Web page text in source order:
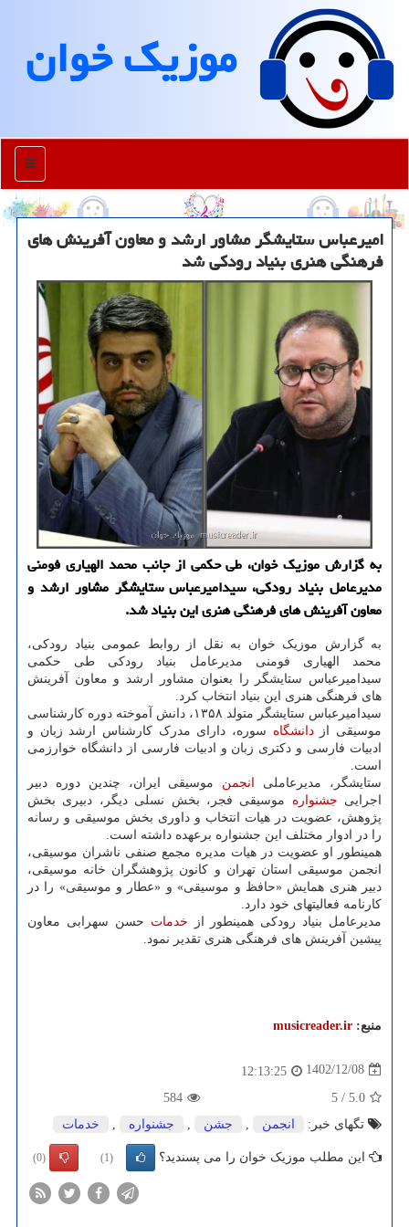
موزیك خوان
منو
امیرعباس ستایشگر مشاور ارشد و معاون آفرینش های
فرهنگی هنری بنیاد رودکی شد
به گزارش موزیک خوان، طی حکمی از جانب محمد الهیاری فومنی
مدیرعامل بنیاد رودکی، سیدامیرعباس ستایشگر مشاور ارشد و
معاون آفرینش های فرهنگی هنری این بنیاد شد.
به گزارش موزیک خوان به نقل از روابط عمومی بنیاد رودکی،
محمد الهیاری فومنی مدیرعامل بنیاد رودکی طی حکمی
سیدامیرعباس ستایشگر را بعنوان مشاور ارشد و معاون آفرینش
های فرهنگی هنری این بنیاد انتخاب کرد.
سیدامیرعباس ستایشگر متولد ۱۳۵۸، دانش آموخته دوره کارشناسی
موسیقی ازدانشگاه سوره، دارای مدرک کارشناس ارشد زبان و
ادبیات فارسی و دکتری زبان و ادبیات فارسی از دانشگاه خوارزمی
است.
ستایشگر، مدیرعاملی
انجمن موسیقی ایران، چندین دوره دبیر
اجرایی جشنواره موسیقی فجر، بخش نسلی دیگر، دبیری بخش
پژوهش، عضویت در هیات انتخاب و داوری بخش موسیقی و رسانه
را در ادوار مختلف این جشنواره برعهده داشته است.
همینطور او عضویت در هیات مدیره مجمع صنفی ناشران موسیقی،
انجمن موسیقی استان تهران و کانون پژوهشگران خانه موسیقی،
دبیر هنری همایش «حافظ و موسیقی» و «عطار و موسیقی» را در
کارنامه فعالیتهای خود دارد.
مدیرعامل بنیاد رودکی همینطور از خدمات حسن سهرابی معاون
پیشین آفرینش های فرهنگی هنری تقدیر نمود.
منبع: musicreader.ir
1402/12/08
12:13:25
5.0
/
5
584
تگهای خبر:
انجمن جشن جشنواره خدمات
این مطلب موزیک خوان را می پسندید؟ (1)
(0)